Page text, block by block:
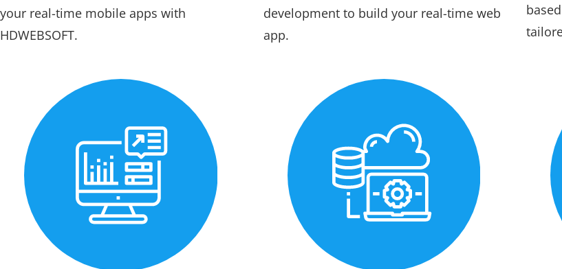
your real-time mobile apps with
HDWEBSOFT.
development to build your real-time web
app.